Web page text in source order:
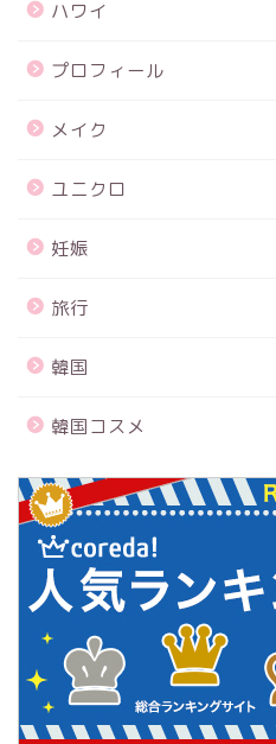
ハワイ
プロフィール
メイク
ユニクロ
妊娠
旅行
韓国
韓国コスメ